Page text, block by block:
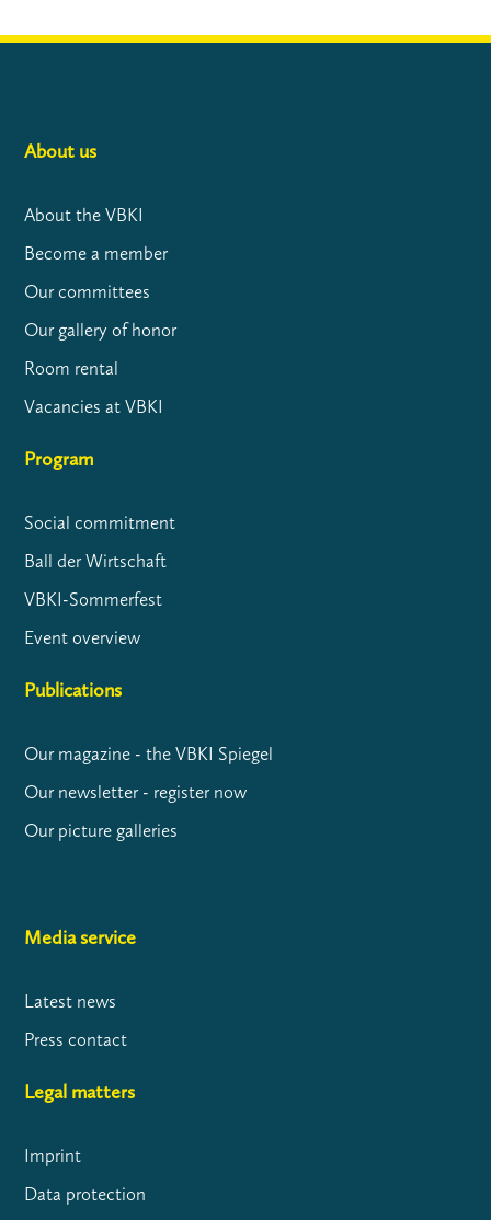
About us
About the VBKI
Become a member
Our committees
Our gallery of honor
Room rental
Vacancies at VBKI
Program
Social commitment
Ball der Wirtschaft
VBKI-Sommerfest
Event overview
Publications
Our magazine - the VBKI Spiegel
Our newsletter - register now
Our picture galleries
Media service
Latest news
Press contact
Legal matters
Imprint
Data protection